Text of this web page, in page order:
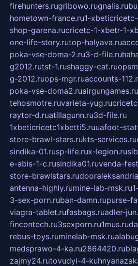
firehunters.rugribowo.rugnalis.ru
hometown-france.ru1-
shop-garena.rucricetc-1-xbetr-1-
one-life-story.rutop-halyava.ru
poka-vse-doma-2.ru3-d-file.ru
g2012.rutst-1.rushaggy-cat.ru
g-2012.ruops-mgr.ruaccounts-
poka-vse-doma2.ruairgungames.ru
tehosmotre.ruvarieta-yug.ru
raytor-d.ruatillagunn.ru3d-file.ru
1xbeticricetc1xbetti5.ruuafoot-
store-brawl-stars.rukts-services.ru
sindika-01.rusp-life.rux-legion.ru
e-abis-1-c.rusindika01.ruvenda-
store-brawlstars.ru
antenna-highly.rumine-lab-msk.ru
3-sex-porn.ruban-damn.rupurse-
viagra-tablet.rufasbags.ruadler-
fincontech.ru3sexporn.ru1mus.ru
rebus-toys.ruminelab-msk.ru
medsprawo-4-ka.ru2864420.ru
zajmy24.rutovudyi-4-